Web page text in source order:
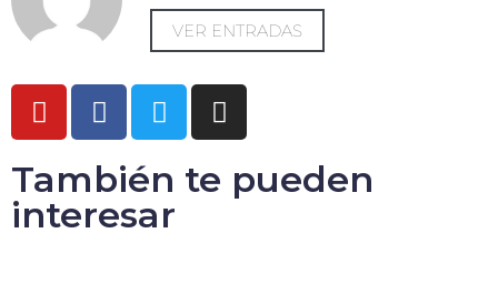
VER ENTRADAS
También te pueden
interesar